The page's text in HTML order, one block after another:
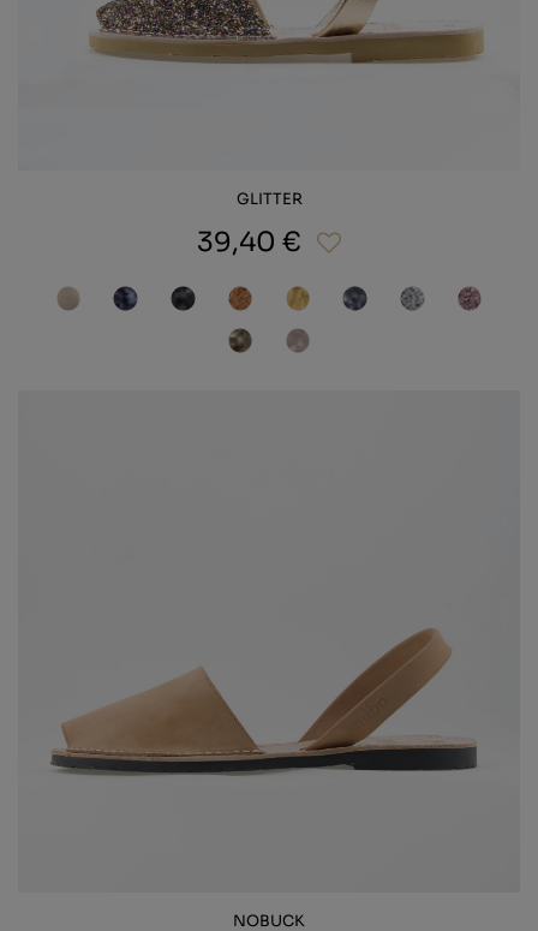
GLITTER
39,40 €
NOBUCK